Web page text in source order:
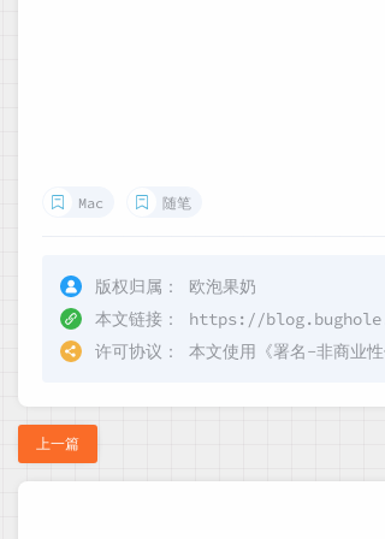
Mac 随笔
版权归属：
欧泡果奶
本文链接：
https://
许可协议：
本文使用《署名-非商业
上一篇